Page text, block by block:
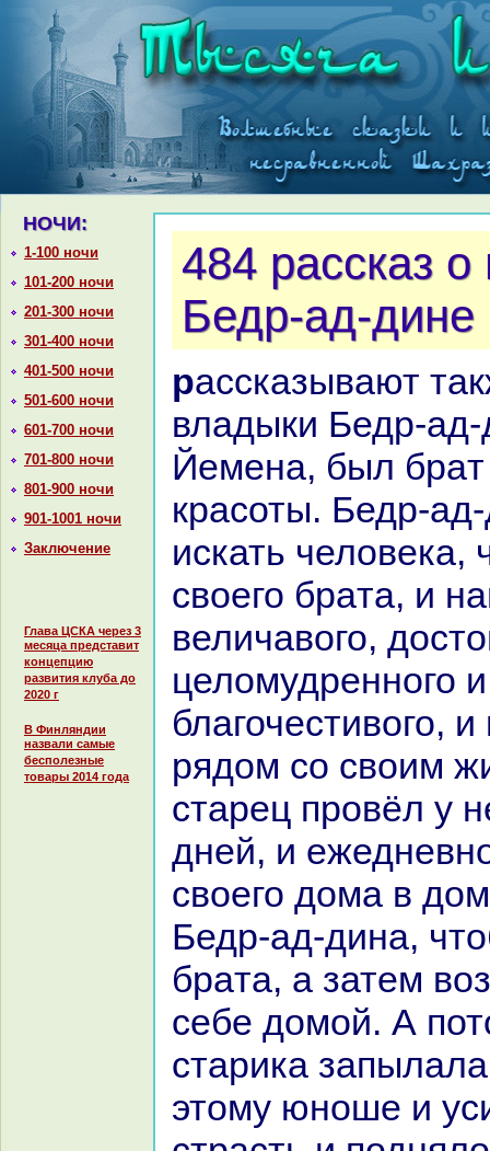
НОЧИ:
1-100 ночи
101-200 ночи
201-300 ночи
301-400 ночи
401-500 ночи
501-600 ночи
601-700 ночи
701-800 ночи
801-900 ночи
901-1001 ночи
Заключение
Глава ЦСКА через 3
месяца представит
концепцию
развития клуба до
2020 г
В Финляндии
назвали самые
бесполезные
товары 2014 года
484 paссказ о
Бедр-ад-дине
paссказывают также, что у
владыки Бедр-ад-
Йеменa, был бpaт
кpaсоты. Бедр-
искать человека,
своего бpaта, и
величавого,
целомудренного и
благочестивого,
рядом со своим
старец провёл у
дней, и
своего дома в
Бедр-ад-динa,
бpaта, а затем
себе домой. А
старика
этому юноше и